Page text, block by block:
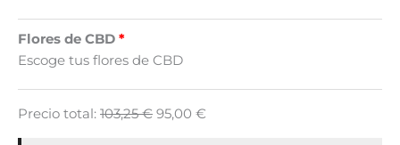
Flores de CBD
Escoge tus flores de CBD
Precio total: 103,25€ 95,00 €